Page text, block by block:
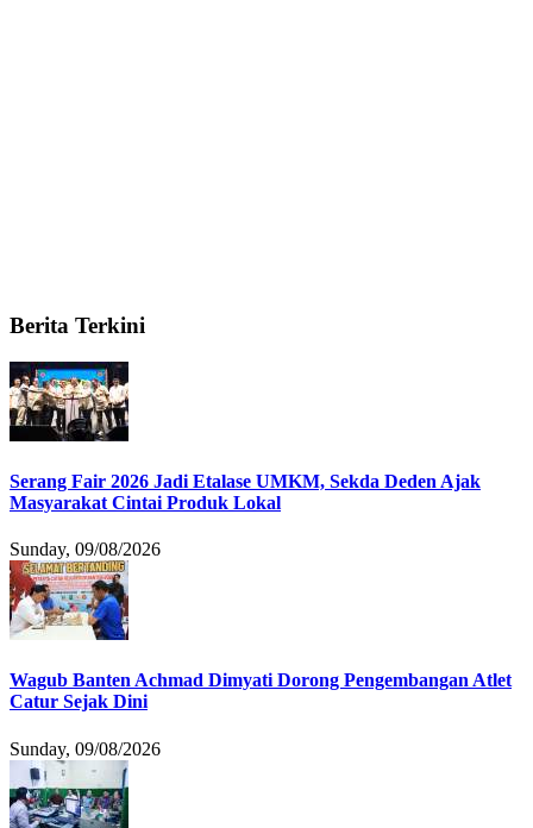
Berita Terkini
Serang Fair 2026 Jadi Etalase UMKM, Sekda Deden Ajak
Masyarakat Cintai Produk Lokal
Sunday, 09/08/2026
Wagub Banten Achmad Dimyati Dorong Pengembangan Atlet
Catur Sejak Dini
Sunday, 09/08/2026